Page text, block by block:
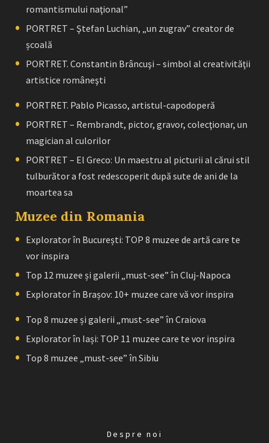
romantismului naţional”
PORTRET – Ştefan Luchian, „un zugrav” creator de
școală
PORTRET. Constantin Brâncuşi – simbol al creativităţii
artistice româneşti
PORTRET. Pablo Picasso, artistul-capodoperă
PORTRET – Rembrandt, pictor, gravor, colecţionar, un
magician al culorilor
PORTRET – El Greco: Un maestru al picturii al cărui stil
tulburător a fost redescoperit după sute de ani de la
moartea sa
Muzee din Romania
Explorator în București: TOP 8 muzee de artă care te
vor inspira
Top 12 muzee și galerii „must-see” în Cluj-Napoca
Explorator în Brașov: 10+ muzee care vă vor inspira
Top 8 muzee și galerii „must-see” în Craiova
Explorator în Iași: TOP 11 muzee care te vor inspira
Top 8 muzee „must-see” în Sibiu
Despre noi